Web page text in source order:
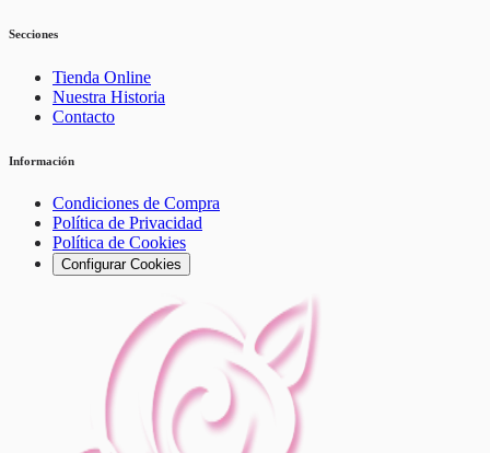
Secciones
Tienda Online
Nuestra Historia
Contacto
Información
Condiciones de Compra
Política de Privacidad
Política de Cookies
Configurar Cookies